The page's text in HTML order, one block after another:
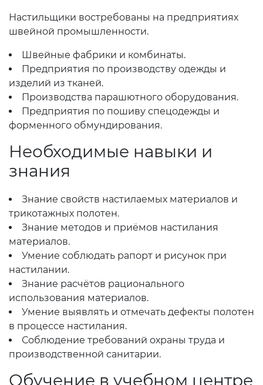
Настильщики востребованы на предприятиях
швейной промышленности.
Швейные фабрики и комбинаты.
Предприятия по производству одежды и
изделий из тканей.
Производства парашютного оборудования.
Предприятия по пошиву спецодежды и
форменного обмундирования.
Необходимые навыки и
знания
Знание свойств настилаемых материалов и
трикотажных полотен.
Знание методов и приёмов настилания
материалов.
Умение соблюдать рапорт и рисунок при
настилании.
Знание расчётов рационального
использования материалов.
Умение выявлять и отмечать дефекты полотен
в процессе настилания.
Соблюдение требований охраны труда и
производственной санитарии.
Обучение в учебном центре